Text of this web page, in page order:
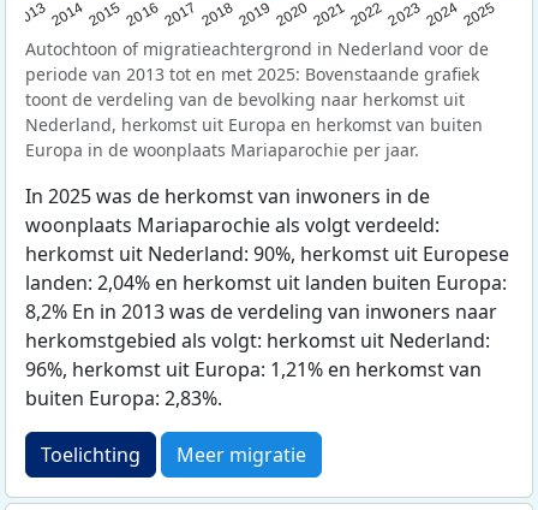
20132014201520162017 20182019 202020212022202320242025
Autochtoon of migratieachtergrond in Nederland voor de
periode van 2013 tot en met 2025: Bovenstaande grafiek
toont de verdeling van de bevolking naar herkomst uit
Nederland, herkomst uit Europa en herkomst van buiten
Europa in de woonplaats Mariaparochie per jaar.
In 2025 was de herkomst van inwoners in de
woonplaats Mariaparochie als volgt verdeeld:
herkomst uit Nederland: 90%, herkomst uit Europese
landen: 2,04% en herkomst uit landen buiten Europa:
8,2% En in 2013 was de verdeling van inwoners naar
herkomstgebied als volgt: herkomst uit Nederland:
96%, herkomst uit Europa: 1,21% en herkomst van
buiten Europa: 2,83%.
Toelichting Meer migratie